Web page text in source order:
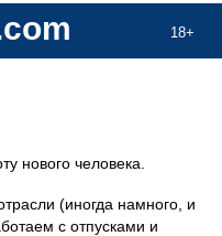
18+
нового человека.
(иногда намного, и
c отпусками и